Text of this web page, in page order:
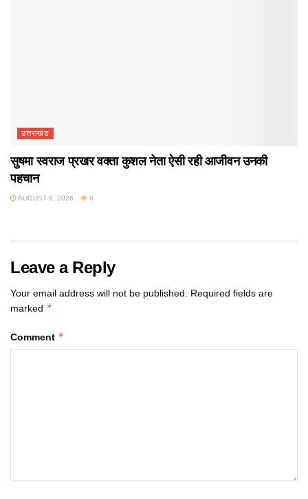
उत्तराखंड
सुषमा स्वराज प्रखर वक्ता कुशल नेता ऐसी रही आजीवन उनकी
पहचान
AUGUST 6, 2026 6
Leave a Reply
Your email address will not be published. Required fields are
marked *
Comment *